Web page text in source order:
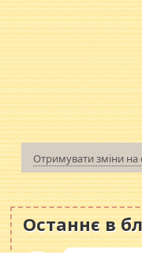
Отримувати зміни на
Останнє в